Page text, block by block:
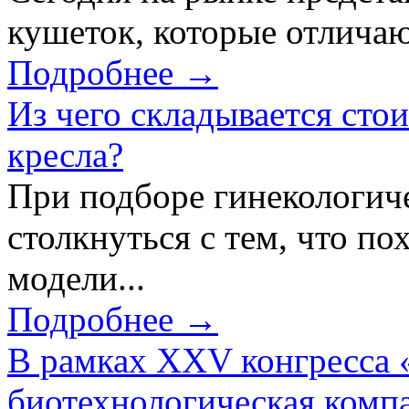
кушеток, которые
Подробнее →
Из чего складывается
кресла?
При подборе
столкнуться с тем, что
модели...
Подробнее →
В рамках XXV конгресса
биотехнологическая